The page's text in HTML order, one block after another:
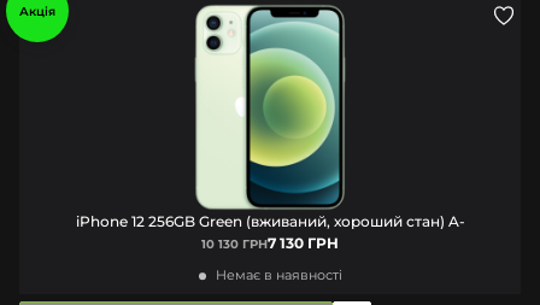
Акція
iPhone 12 256GB Green (вживаний, хороший стан) A-
10 130 ГРН7 130 ГРН
Немає в наявності